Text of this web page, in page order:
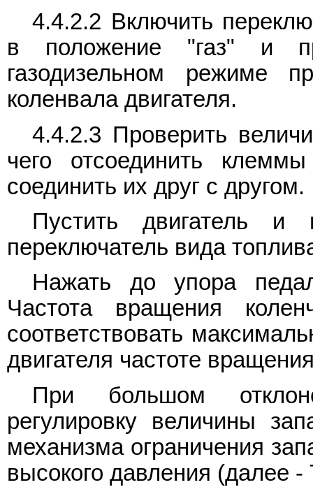
4.4.2.2 Включить
в положение "газ" и
газодизельном режиме
коленвала двигателя.
4.4.2.3 Проверить
чего отсоединить
соединить их друг с другом.
Пустить двигатель и
переключатель вида
Нажать до упора
Частота вращения
соответствовать
двигателя частоте
При большом
регулировку величины
механизма ограничения
высокого давления (далее